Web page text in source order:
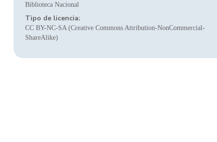
Biblioteca Nacional
Tipo de licencia:
CC BY-NC-SA (Creative Commons Attribution-NonCommercial-
ShareAlike)